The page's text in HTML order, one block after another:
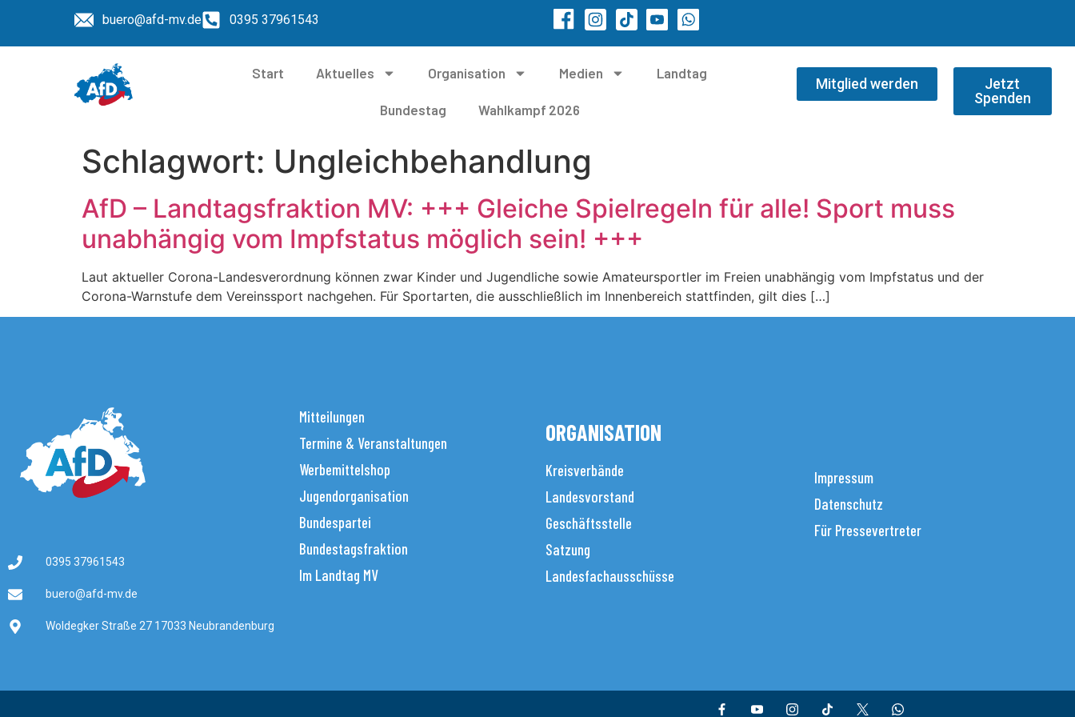
buero@afd-mv.de 0395 37961543
Start Aktuelles Organisation Medien Landtag
Bundestag Wahlkampf 2026
Mitglied werden
Jetzt
Spenden
Schlagwort: Ungleichbehandlung
AfD – Landtagsfraktion MV: +++ Gleiche Spielregeln für alle! Sport muss
unabhängig vom Impfstatus möglich sein! +++
Laut aktueller Corona-Landesverordnung können zwar Kinder und Jugendliche sowie Amateursportler im Freien unabhängig vom Impfstatus und der
Corona-Warnstufe dem Vereinssport nachgehen. Für Sportarten, die ausschließlich im Innenbereich stattfinden, gilt dies […]
0395 37961543
buero@afd-mv.de
Woldegker Straße 27 17033 Neubrandenburg
Mitteilungen
Termine & Veranstaltungen
Werbemittelshop
Jugendorganisation
Bundespartei
Bundestagsfraktion
Im Landtag MV
ORGANISATION
Kreisverbände
Landesvorstand
Geschäftsstelle
Satzung
Landesfachausschüsse
Impressum
Datenschutz
Für Pressevertreter